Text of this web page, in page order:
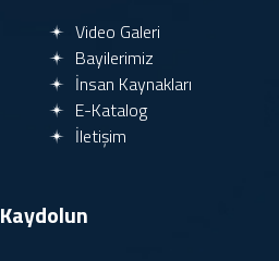
Video Galeri
Bayilerimiz
İnsan Kaynakları
E-Katalog
İletişim
Kaydolun